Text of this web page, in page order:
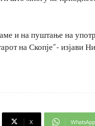
и на пуштање на
на Скопје”- изјави
X WhatsApp